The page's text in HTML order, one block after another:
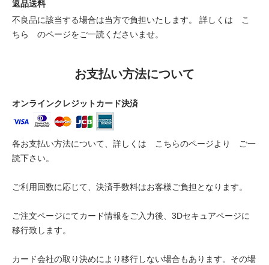
返品送料
不良品に該当する場合は当方で負担いたします。 詳しくは
こ
ちら
のページをご一読くださいませ。
お支払い方法について
オンラインクレジットカード決済
各お支払い方法について、詳しくは こちらのページより
ご一
読下さい。
ご利用回数に応じて、決済手数料はお客様ご負担となります。
ご注文ページにてカード情報をご入力後、3Dセキュアページに
移行致します。
カード会社の取り決めにより移行しない場合もあります。その場